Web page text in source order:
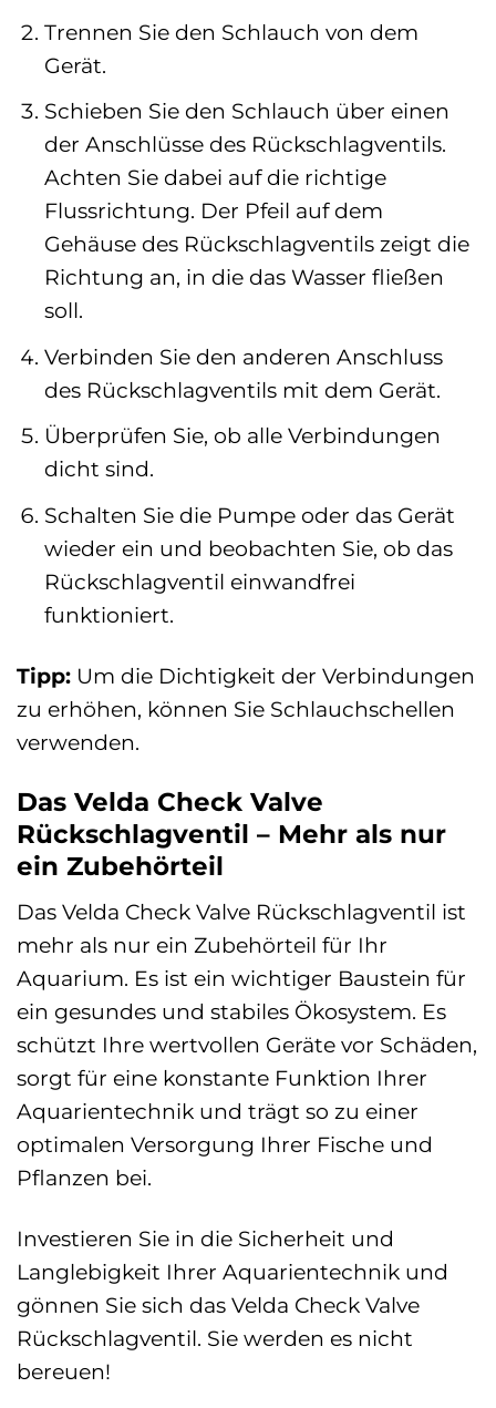
Trennen Sie den Schlauch von dem
Gerät.
Schieben Sie den Schlauch über einen
der Anschlüsse des Rückschlagventils.
Achten Sie dabei auf die richtige
Flussrichtung. Der Pfeil auf dem
Gehäuse des Rückschlagventils zeigt die
Richtung an, in die das Wasser fließen
soll.
Verbinden Sie den anderen Anschluss
des Rückschlagventils mit dem Gerät.
Überprüfen Sie, ob alle Verbindungen
dicht sind.
Schalten Sie die Pumpe oder das Gerät
wieder ein und beobachten Sie, ob das
Rückschlagventil einwandfrei
funktioniert.
Tipp: Um die Dichtigkeit der Verbindungen
zu erhöhen, können Sie Schlauchschellen
verwenden.
Das Velda Check Valve
Rückschlagventil – Mehr als nur
ein Zubehörteil
Das Velda Check Valve Rückschlagventil ist
mehr als nur ein Zubehörteil für Ihr
Aquarium. Es ist ein wichtiger Baustein für
ein gesundes und stabiles Ökosystem. Es
schützt Ihre wertvollen Geräte vor Schäden,
sorgt für eine konstante Funktion Ihrer
Aquarientechnik und trägt so zu einer
optimalen Versorgung Ihrer Fische und
Pflanzen bei.
Investieren Sie in die Sicherheit und
Langlebigkeit Ihrer Aquarientechnik und
gönnen Sie sich das Velda Check Valve
Rückschlagventil. Sie werden es nicht
bereuen!